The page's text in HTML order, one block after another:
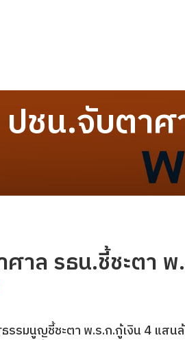
ปชน.จับตาศ
าล รธน.ชี้ชะตา
รรมนูญชี้ชะตา พ.ร.ก.กู้เงิน 4 แส